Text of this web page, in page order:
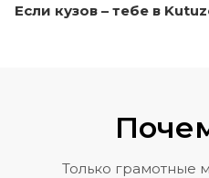
Если кузов – тебе в
Только грамотные